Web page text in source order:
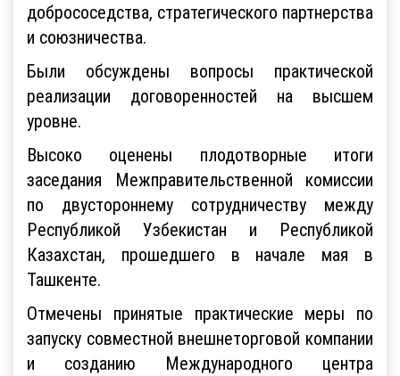
добрососедства, стратегического партнерства
и союзничества.
Были обсуждены вопросы практической
реализации договоренностей на высшем
уровне.
Высоко оценены плодотворные итоги
заседания Межправительственной комиссии
по двустороннему сотрудничеству между
Республикой Узбекистан и Республикой
Казахстан, прошедшего в начале мая в
Ташкенте.
Отмечены принятые практические меры по
запуску совместной внешнеторговой компании
и созданию Международного центра